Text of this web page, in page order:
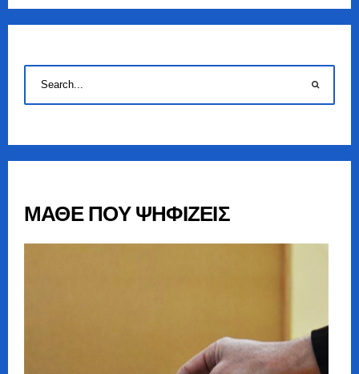
ΜΑΘΕ ΠΟΥ ΨΗΦΙΖΕΙΣ